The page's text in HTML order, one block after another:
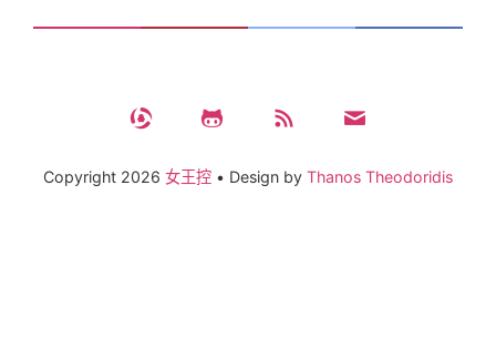
搜
Copyright 2026 女王控 • Design by Thanos Theodoridis